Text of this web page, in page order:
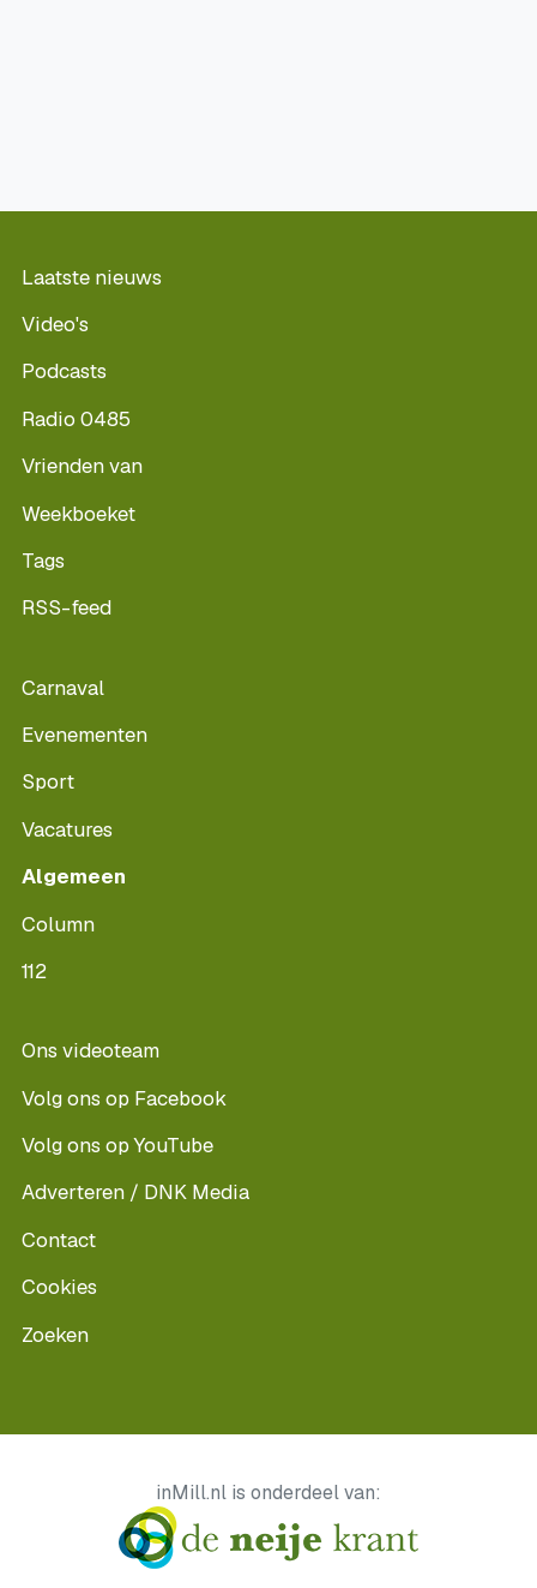
Laatste nieuws
Video's
Podcasts
Radio 0485
Vrienden van
Weekboeket
Tags
RSS-feed
Carnaval
Evenementen
Sport
Vacatures
Algemeen
Column
112
Ons videoteam
Volg ons op Facebook
Volg ons op YouTube
Adverteren / DNK Media
Contact
Cookies
Zoeken
inMill.nl is onderdeel van: